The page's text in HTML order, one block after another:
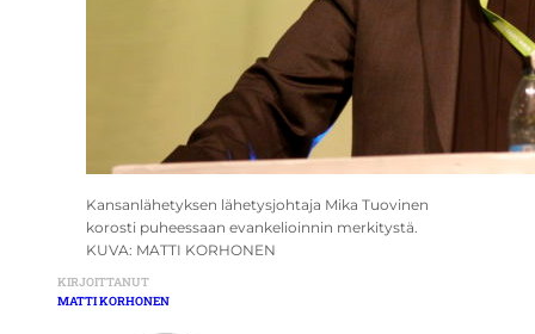
Kansanlähetyksen lähetysjohtaja Mika Tuovinen
korosti puheessaan evankelioinnin merkitystä.
KUVA: MATTI KORHONEN
KIRJOITTANUT
MATTI KORHONEN